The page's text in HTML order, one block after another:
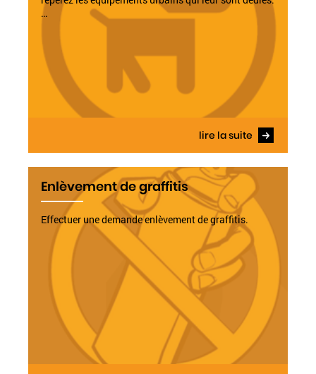
…
lire la suite
Enlèvement de graffitis
Effectuer une demande enlèvement de graffitis.